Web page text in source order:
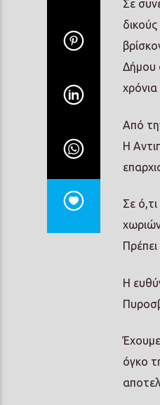
Σε
Δήμου
Από
Η
Σε
Η
όγκο